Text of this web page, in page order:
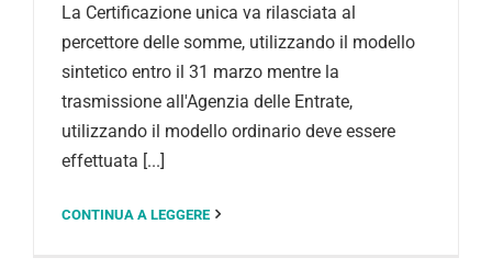
La Certificazione unica va rilasciata al
percettore delle somme, utilizzando il modello
sintetico entro il 31 marzo mentre la
trasmissione all'Agenzia delle Entrate,
utilizzando il modello ordinario deve essere
effettuata [...]
CONTINUA A LEGGERE